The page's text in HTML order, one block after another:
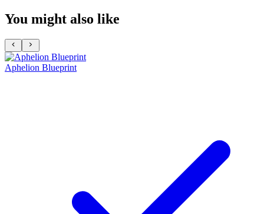
You might also like
Aphelion Blueprint